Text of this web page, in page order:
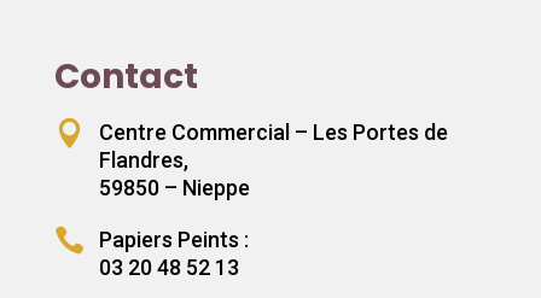
Contact

Centre Commercial – Les Portes de
Flandres,
59850 – Nieppe

Papiers Peints :
03 20 48 52 13